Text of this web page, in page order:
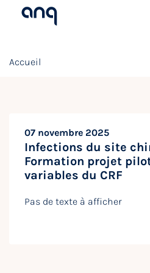
Accueil
07 novembre 2025
Infections du site
Formation projet
variables du CRF
Pas de texte à afficher